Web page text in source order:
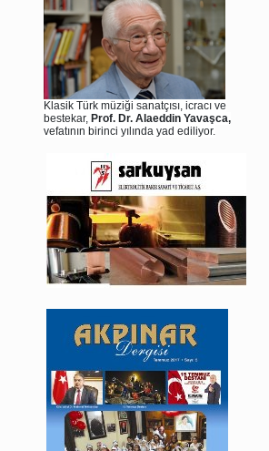
Klasik Türk müziği sanatçısı, icracı ve
bestekar, Prof. Dr. Alaeddin Yavaşca,
vefatının birinci yılında yad ediliyor.